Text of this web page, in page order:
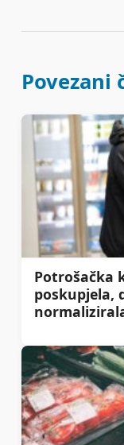
Povezani
Potrošačka
poskupjela,